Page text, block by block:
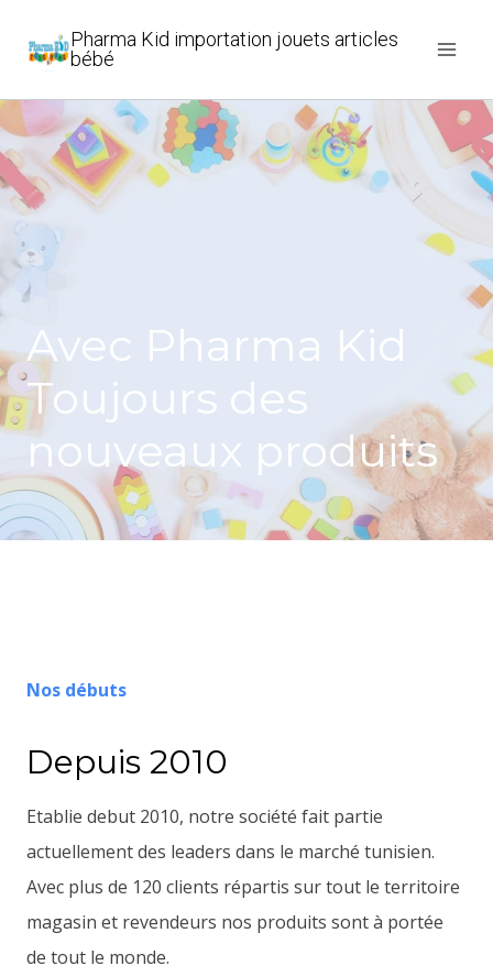
Pharma Kid importation jouets articles
bébé
Avec Pharma Kid
Toujours des
nouveaux produits
Nos débuts
Depuis 2010
Etablie debut 2010, notre société fait partie
actuellement des leaders dans le marché tunisien.
Avec plus de 120 clients répartis sur tout le territoire
magasin et revendeurs nos produits sont à portée
de tout le monde.